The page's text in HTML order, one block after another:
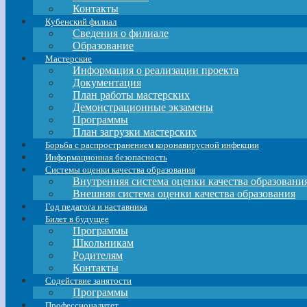
Контакты
Кубенский филиал
Сведения о филиале
Образование
Мастерские
Информация о реализации проекта
Документация
План работы мастерских
Демонстрационные экзамены
Программы
План загрузки мастерских
Борьба с распространением коронавирусной инфекции
Информационная безопасность
Системы оценки качества образования
Внутренняя система оценки качества
Внешняя система оценки качества образования
Год педагога и наставника
Билет в будущее
Программы
Школьникам
Родителям
Контакты
Содействие занятости
Программы